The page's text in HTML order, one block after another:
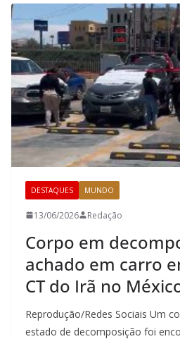
DESTAQUES MUNDO
13/06/2026 Redação
Corpo em
achado em carro
CT do Irã no
Reprodução/Redes Sociais Um
estado de decomposição foi